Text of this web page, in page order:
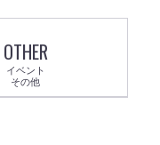
OTHER
イベント
その他